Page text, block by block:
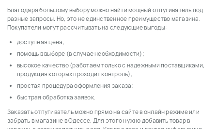
Благодаря большому выбору можно найти мощный отпугиватель под
разные запросы. Но, это не единственное преимущество магазина.
Покупатели могут рассчитывать на следующие выгоды:
доступная цена;
помощь в выборе (в случае необходимости);
высокое качество (работаем только с надежными поставщиками,
продукция которых проходит контроль);
простая процедура оформления заказа;
быстрая обработка заявок.
Заказать отпугиватель можно прямо на сайте в онлайн режиме или
забрать в магазине в Одессе. Для этого нужно добавить товар в